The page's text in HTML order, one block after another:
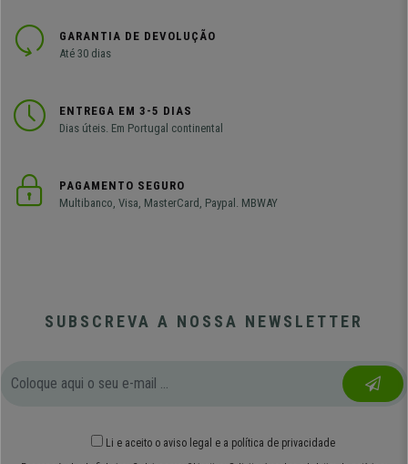
GARANTIA DE DEVOLUÇÃO
Até 30 dias
ENTREGA EM 3-5 DIAS
Dias úteis. Em Portugal continental
PAGAMENTO SEGURO
Multibanco, Visa, MasterCard, Paypal. MBWAY
SUBSCREVA A NOSSA NEWSLETTER
Li e aceito o aviso legal e a política de privacidade